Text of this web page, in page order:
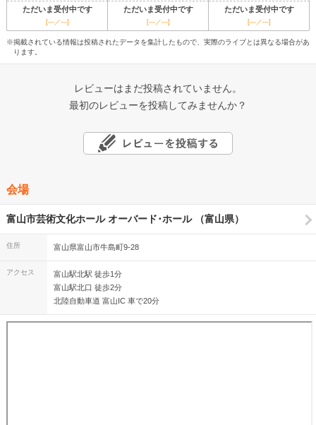
ただいま受付中です ただいま受付中です ただいま受付中です
[---／---] [---／---] [---／---]
※掲載されている情報は投稿されたデータを集計したもので、実際のライブとは異なる場合があ
ります。
レビューはまだ投稿されていません。
最初のレビューを投稿してみませんか？
会場
富山市芸術文化ホール オーバード･ホール （富山県）
住所 富山県富山市牛島町9-28
アクセス
富山駅北駅 徒歩1分
富山駅北口 徒歩2分
北陸自動車道 富山IC 車で20分